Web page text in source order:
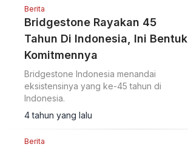
Berita
Bridgestone Rayakan 45
Tahun Di Indonesia, Ini Bentuk
Komitmennya
Bridgestone Indonesia menandai
eksistensinya yang ke-45 tahun di
Indonesia.
4 tahun yang lalu
Berita